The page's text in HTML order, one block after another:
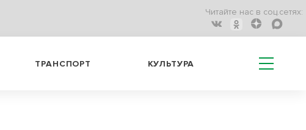
Читайте нас в соц.сетях:
ТРАНСПОРТ КУЛЬТУРА